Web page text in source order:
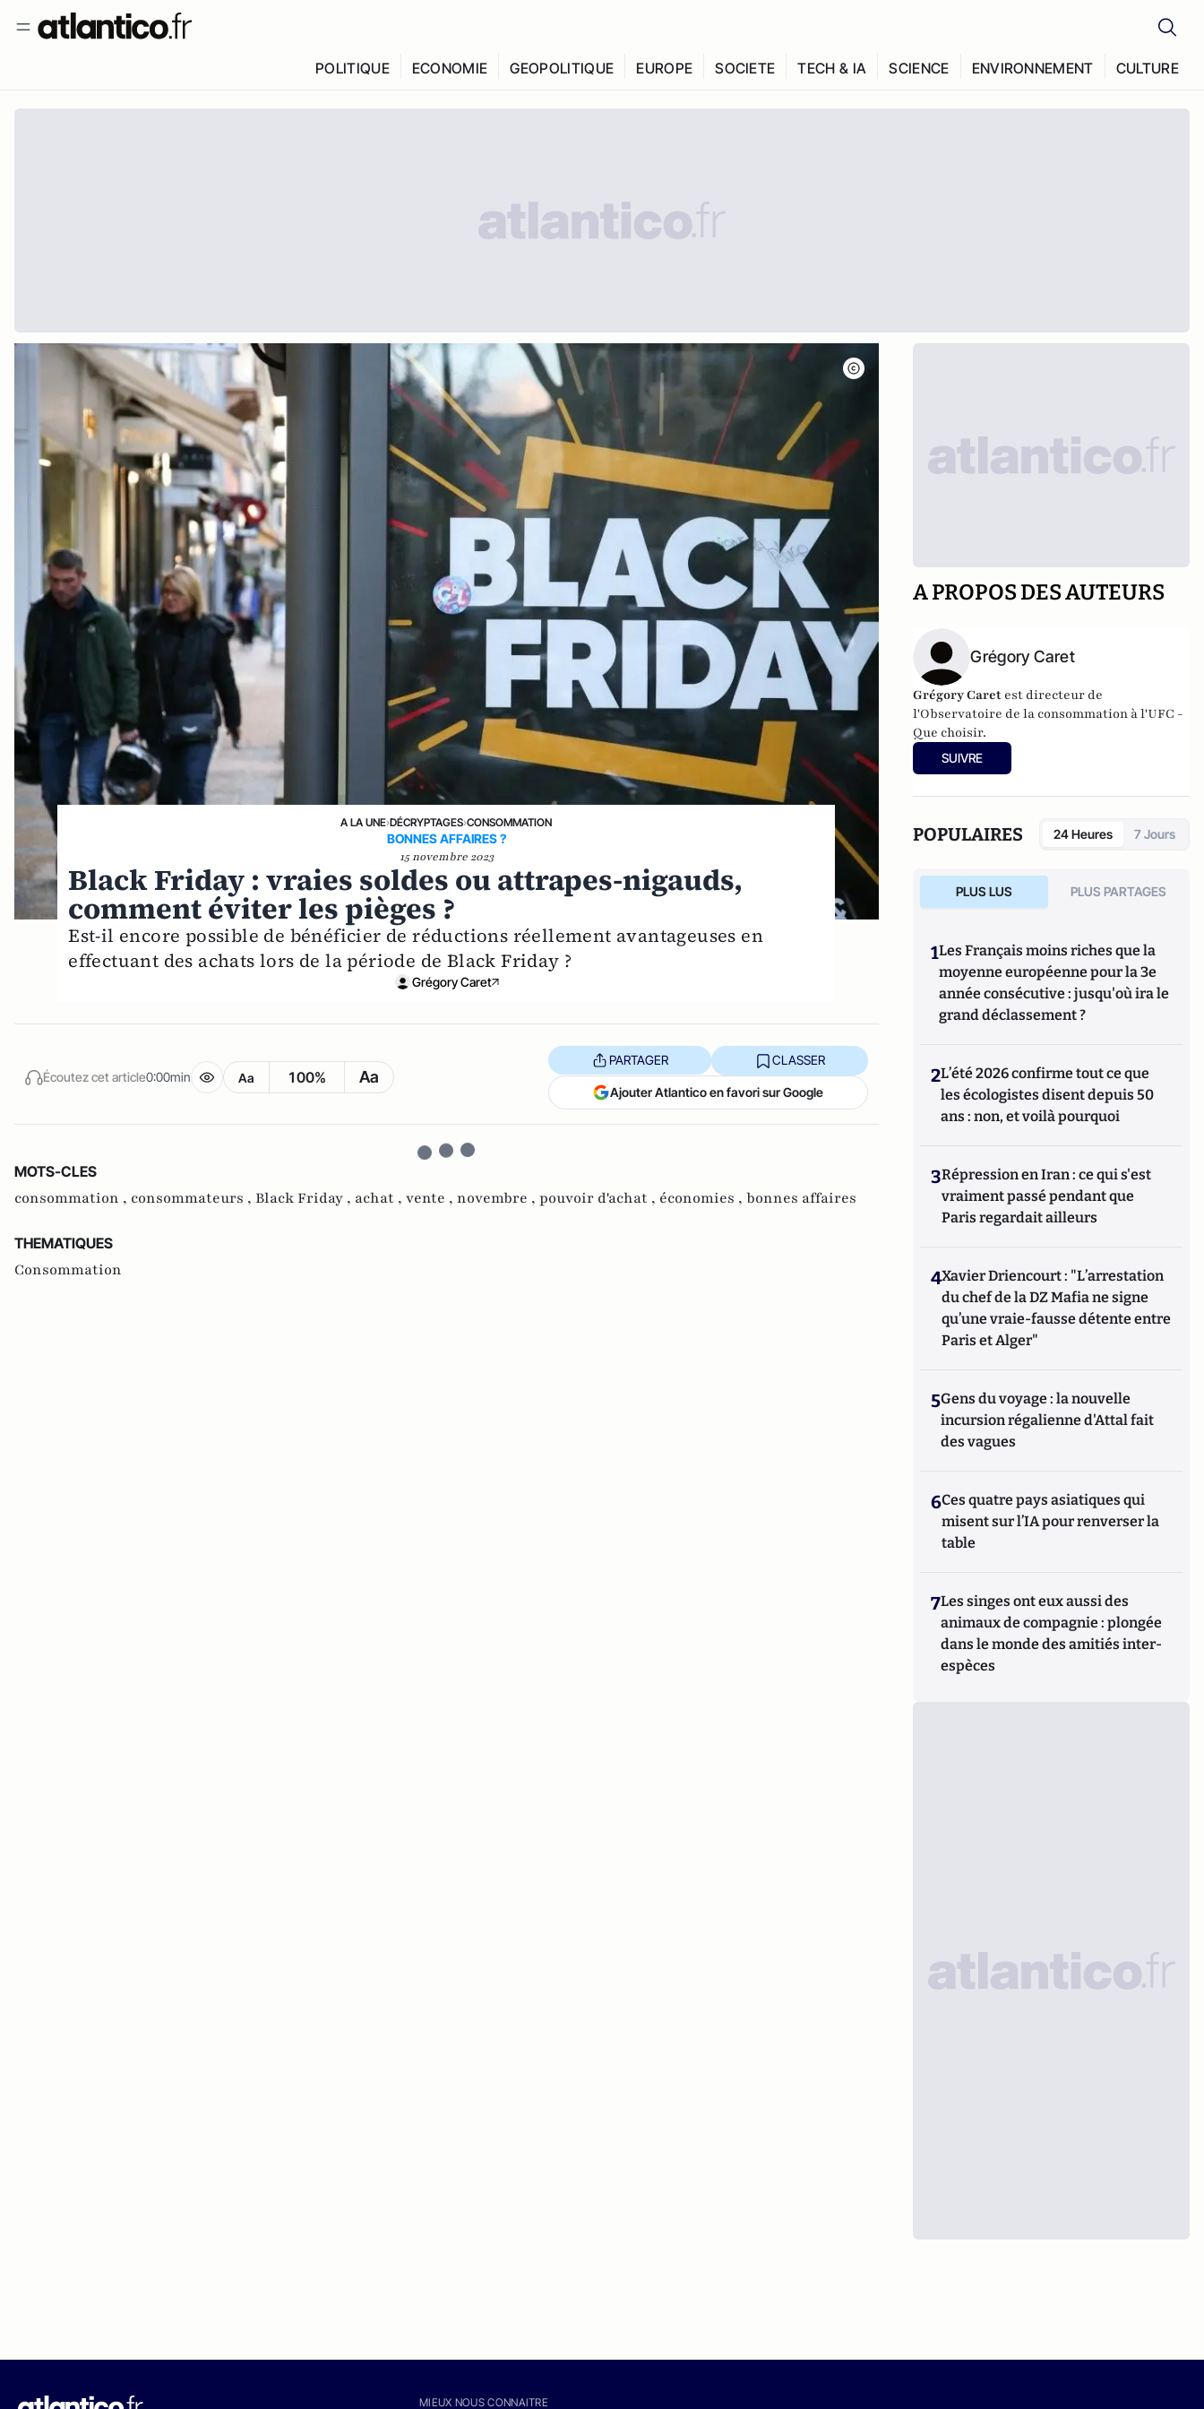
POLITIQUE ECONOMIE GEOPOLITIQUE EUROPE SOCIETE TECH & IA SCIENCE ENVIRONNEMENT CULTURE
A LA UNE›DÉCRYPTAGES›CONSOMMATION
BONNES AFFAIRES ?
15 novembre 2023
Black Friday : vraies soldes ou attrapes-nigauds,
comment éviter les pièges ?
Est-il encore possible de bénéficier de réductions réellement avantageuses en
effectuant des achats lors de la période de Black Friday ?
Grégory Caret
Écoutez cet article0:00min Aa 100% Aa
PARTAGER CLASSER
Ajouter Atlantico en favori sur Google
MOTS-CLES
consommation , consommateurs , Black Friday , achat , vente , novembre , pouvoir d'achat , économies , bonnes affaires
THEMATIQUES
Consommation
A PROPOS DES AUTEURS
Grégory Caret
Grégory Caret est directeur de
l'Observatoire de la consommation à l'UFC -
Que choisir.
SUIVRE
POPULAIRES 24 Heures 7 Jours
PLUS LUS PLUS PARTAGES
1Les Français moins riches que la
moyenne européenne pour la 3e
année consécutive : jusqu'où ira le
grand déclassement ?
2L’été 2026 confirme tout ce que
les écologistes disent depuis 50
ans : non, et voilà pourquoi
3Répression en Iran : ce qui s'est
vraiment passé pendant que
Paris regardait ailleurs
4Xavier Driencourt : "L’arrestation
du chef de la DZ Mafia ne signe
qu’une vraie-fausse détente entre
Paris et Alger"
5Gens du voyage : la nouvelle
incursion régalienne d'Attal fait
des vagues
6Ces quatre pays asiatiques qui
misent sur l’IA pour renverser la
table
7Les singes ont eux aussi des
animaux de compagnie : plongée
dans le monde des amitiés inter-
espèces
MIEUX NOUS CONNAITRE